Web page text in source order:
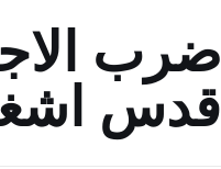
ضرب
قدس